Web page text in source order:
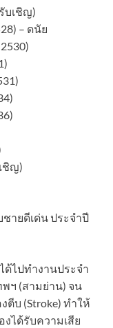
บเชิญ)
– ดนัย
ชิญ)
ายดีเด่น ประจำปี
ด้ไปทำงานประจำ
ฯ (สามย่าน) จน
ตีบ (Stroke) ทำให้
งได้รับความเสีย